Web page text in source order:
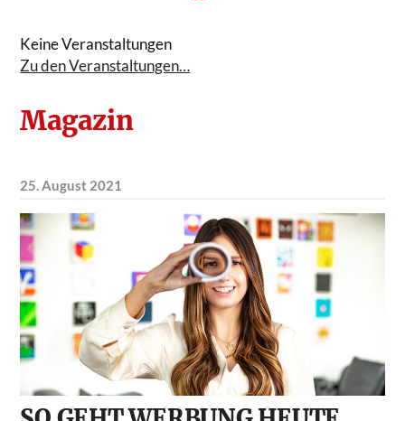
Keine Veranstaltungen
Zu den Veranstaltungen…
Magazin
25. August 2021